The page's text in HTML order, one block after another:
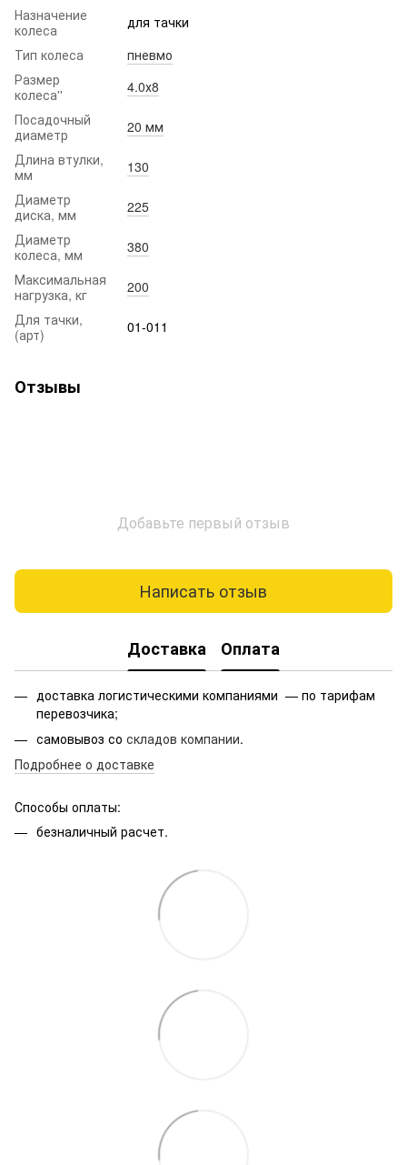
Назначение
колеса
для тачки
Тип колеса
пневмо
Размер
колеса''
4.0х8
Посадочный
диаметр
20 мм
Длина втулки,
мм
130
Диаметр
диска, мм
225
Диаметр
колеса, мм
380
Максимальная
нагрузка, кг
200
Для тачки,
(арт)
01-011
Отзывы
Добавьте первый отзыв
Написать отзыв
Доставка Оплата
доставка логистическими компаниями — по тарифам
перевозчика;
самовывоз со складов компании.
Подробнее о доставке
Способы оплаты:
безналичный расчет.